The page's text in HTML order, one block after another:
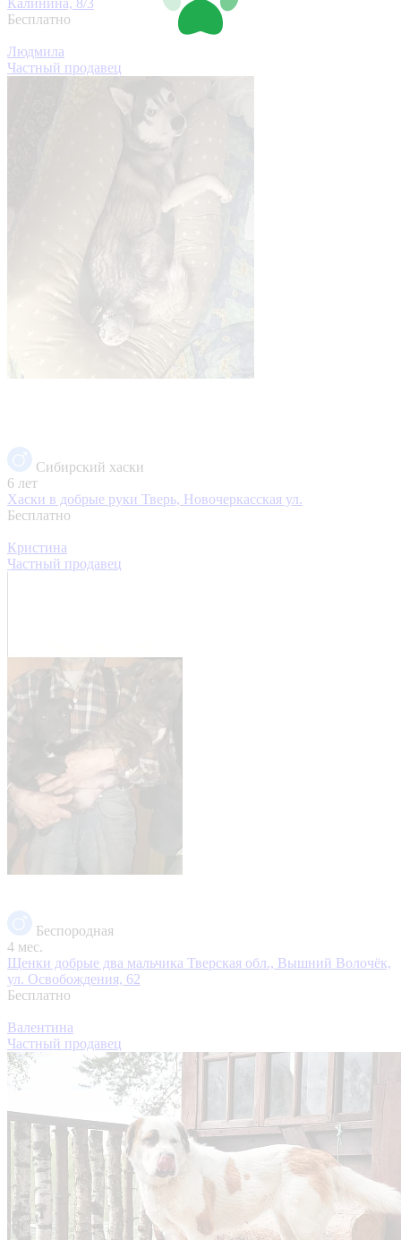
Бесплатно
Людмила
Частный продавец
Сибирский хаски
6 лет
Хаски в добрые руки Тверь, Новочеркасская ул.
Бесплатно
Кристина
Частный продавец
Беспородная
4 мес.
Щенки добрые два мальчика Тверская обл., Вышний Волочёк,
ул. Освобождения, 62
Бесплатно
Валентина
Частный продавец